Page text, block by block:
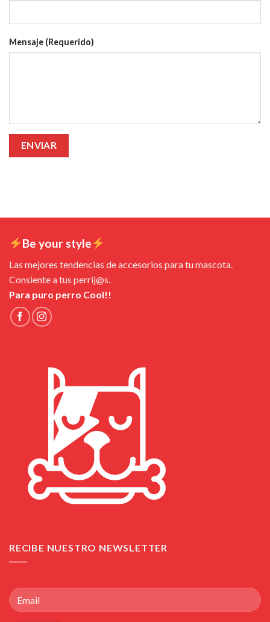
Mensaje (Requerido)
Be your style
Las mejores tendencias de accesorios para tu mascota.
Consiente a tus perrij@s.
Para puro perro Cool!!
RECIBE NUESTRO NEWSLETTER